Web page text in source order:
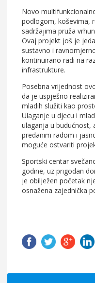
Novo
podlogom, koševima,
sadržajima pruža
Ovaj projekt još je
sustavno i
kontinuirano radi na
infrastrukture.
Posebna vrijednost
da je uspješno
mladih služiti kao
Ulaganje u djecu i
ulaganja u budućnost,
predanim radom i
moguće ostvariti
Sportski centar
godine, uz prigodan
je obilježen početak
osnažena zajednička